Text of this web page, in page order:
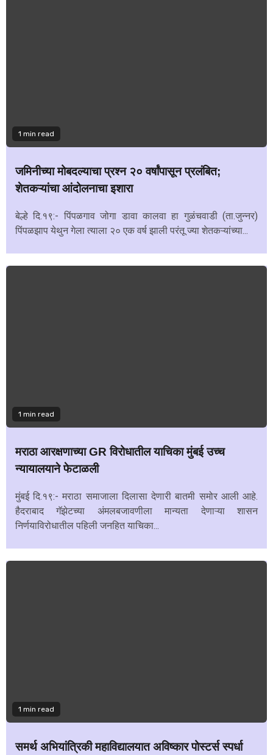
1 min read
जमिनीच्या मोबदल्याचा प्रश्न २० वर्षांपासून प्रलंबित;
शेतकऱ्यांचा आंदोलनाचा इशारा
बेल्हे दि.१९:- पिंपळगाव जोगा डावा कालवा हा गुळंचवाडी (ता.जुन्नर)
पिंपळझाप येथुन गेला त्याला २० एक वर्ष झाली परंतू ज्या शेतकऱ्यांच्या...
1 min read
मराठा आरक्षणाच्या GR विरोधातील याचिका मुंबई उच्च
न्यायालयाने फेटाळली
मुंबई दि.१९:- मराठा समाजाला दिलासा देणारी बातमी समोर आली आहे.
हैदराबाद गॅझेटच्या अंमलबजावणीला मान्यता देणाऱ्या शासन
निर्णयाविरोधातील पहिली जनहित याचिका...
1 min read
समर्थ अभियांत्रिकी महाविद्यालयात अविष्कार पोस्टर्स स्पर्धा